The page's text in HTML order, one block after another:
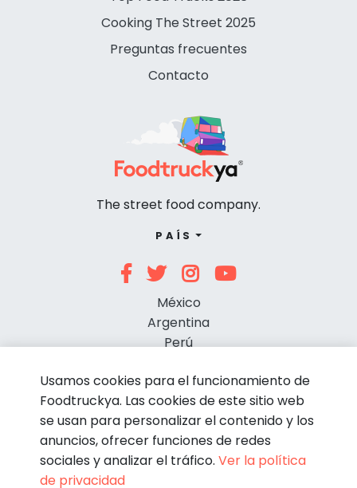
Cooking The Street 2025
Preguntas frecuentes
Contacto
The street food company.
PAÍS
México
Argentina
Perú
Usamos cookies para el funcionamiento de
Foodtruckya. Las cookies de este sitio web
se usan para personalizar el contenido y los
anuncios, ofrecer funciones de redes
sociales y analizar el tráfico. Ver la política
de privacidad